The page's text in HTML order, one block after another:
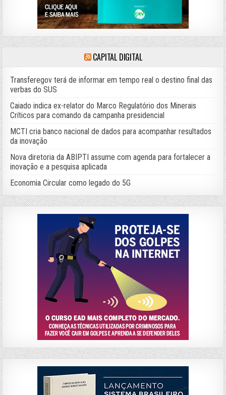
CAPITAL DIGITAL
Transferegov terá de informar em tempo real o destino final das
verbas do SUS
Caiado indica ex-relator do Marco Regulatório dos Minerais
Críticos para comando da campanha presidencial
MCTI cria banco nacional de dados para acompanhar resultados
da inovação
Nova diretoria da ABIPTI assume com agenda para fortalecer a
inovação e a pesquisa aplicada
Economia Circular como legado do 5G